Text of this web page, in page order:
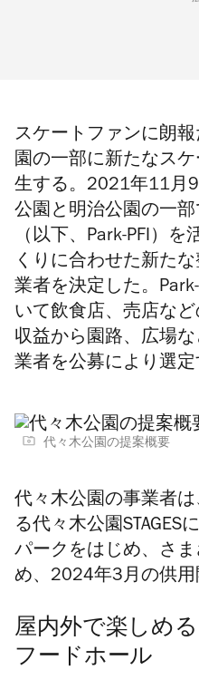
スケートファンに朗
園の一部に新たなス
生する。2021年11月
公園と明治公園の一部
（以下、Park-PFI）を
くりに合わせた新た
業者を決定した。
いて飲食店、売店など
収益から園路、広場
業者を公募により選定
代々木公園の提案概要
代々木公園の事業者は
る代々木公園STAGES
パークをはじめ、さ
め、2024年3月の供用
屋内外で楽しめ
フードホール